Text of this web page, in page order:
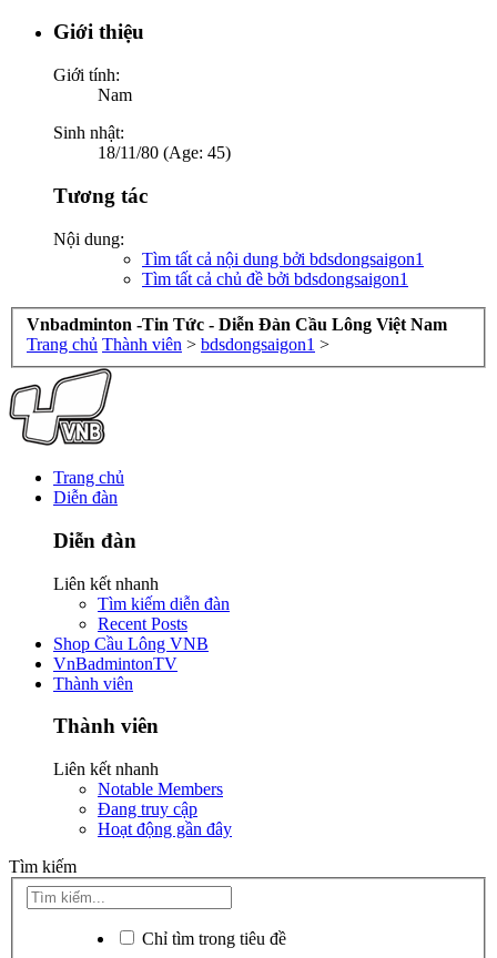
Giới thiệu
Giới tính:
Nam
Sinh nhật:
18/11/80 (Age: 45)
Tương tác
Nội dung:
Tìm tất cả nội dung bởi bdsdongsaigon1
Tìm tất cả chủ đề bởi bdsdongsaigon1
Vnbadminton -Tin Tức - Diễn Đàn Cầu Lông Việt Nam
Trang chủ Thành viên > bdsdongsaigon1 >
Trang chủ
Diễn đàn
Diễn đàn
Liên kết nhanh
Tìm kiếm diễn đàn
Recent Posts
Shop Cầu Lông VNB
VnBadmintonTV
Thành viên
Thành viên
Liên kết nhanh
Notable Members
Đang truy cập
Hoạt động gần đây
Tìm kiếm
Chỉ tìm trong tiêu đề